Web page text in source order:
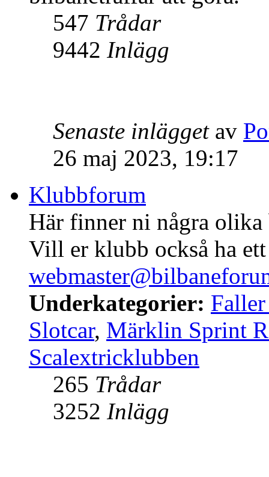
547 Trådar
9442 Inlägg
Senaste inläggetav
26 maj 2023, 19:17
Klubbforum
Här finner ni några
Vill er klubb också ha
Underkategorier:
Slotcar, Märklin Sprint
Scalextricklubben
265 Trådar
3252 Inlägg